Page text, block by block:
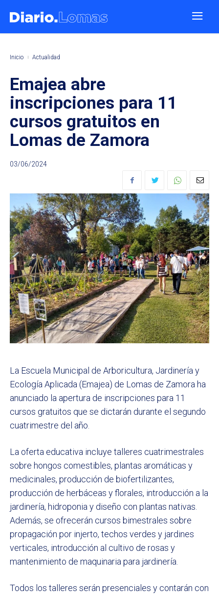
Inicio Actualidad
Emajea abre
inscripciones para 11
cursos gratuitos en
Lomas de Zamora
03/06/2024
La Escuela Municipal de Arboricultura, Jardinería y
Ecología Aplicada (Emajea) de Lomas de Zamora ha
anunciado la apertura de inscripciones para 11
cursos gratuitos que se dictarán durante el segundo
cuatrimestre del año.
La oferta educativa incluye talleres cuatrimestrales
sobre hongos comestibles, plantas aromáticas y
medicinales, producción de biofertilizantes,
producción de herbáceas y florales, introducción a la
jardinería, hidroponia y diseño con plantas nativas.
Además, se ofrecerán cursos bimestrales sobre
propagación por injerto, techos verdes y jardines
verticales, introducción al cultivo de rosas y
mantenimiento de maquinaria para jardinería.
Todos los talleres serán presenciales y contarán con